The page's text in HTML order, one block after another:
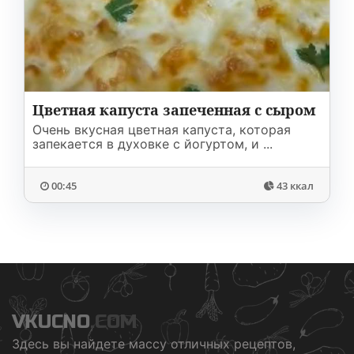
Соусы
На ужин
Мультиварка
Мясорубка
Холодильник
Цветная капуста запеченная с сыром
Очень вкусная цветная капуста, которая
запекается в духовке с йогуртом, и ...
00:45 43 ккал
VKUCNO.COM
Здесь вы найдете массу отличных рецептов,